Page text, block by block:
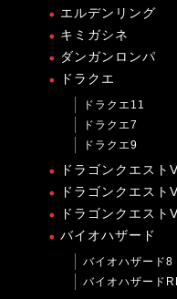
エルデンリング
キミガシネ
ダンガンロンパ
ドラクエ
ドラクエ11
ドラクエ7
ドラクエ9
ドラゴンクエスト
ドラゴンクエス
ドラゴンクエス
バイオハザード
バイオハザード8
バイオハザード